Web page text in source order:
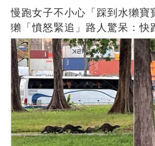
慢跑女子不小心「踩到水獺寶
獺「憤怒緊追」路人驚呆：快